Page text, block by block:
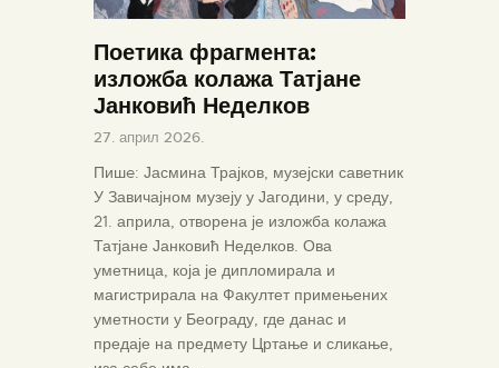
Поетика фрагмента:
изложба колажа Татјане
Јанковић Неделков
27. април 2026.
Пишe: Јасмина Трајков, музејски саветник
У Завичајном музеју у Јагодини, у среду,
21. априла, отворена је изложба колажа
Татјане Јанковић Неделков. Ова
уметница, која је дипломирала и
магистрирала на Факултет примењених
уметности у Београду, где данас и
предаје на предмету Цртање и сликање,